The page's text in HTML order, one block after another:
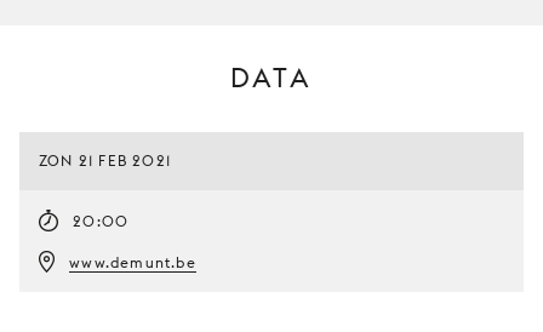
DATA
ZON 21 FEB 2021
20:00
www.demunt.be